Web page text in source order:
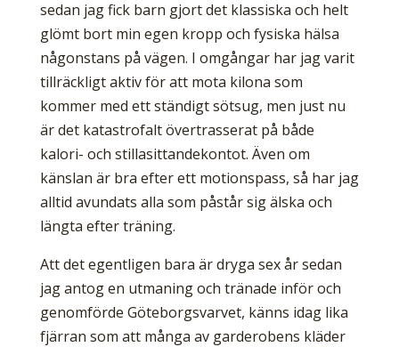
sedan jag fick barn gjort det klassiska och helt
glömt bort min egen kropp och fysiska hälsa
någonstans på vägen. I omgångar har jag varit
tillräckligt aktiv för att mota kilona som
kommer med ett ständigt sötsug, men just nu
är det katastrofalt övertrasserat på både
kalori- och stillasittandekontot. Även om
känslan är bra efter ett motionspass, så har jag
alltid avundats alla som påstår sig älska och
längta efter träning.
Att det egentligen bara är dryga sex år sedan
jag antog en utmaning och tränade inför och
genomförde Göteborgsvarvet, känns idag lika
fjärran som att många av garderobens kläder